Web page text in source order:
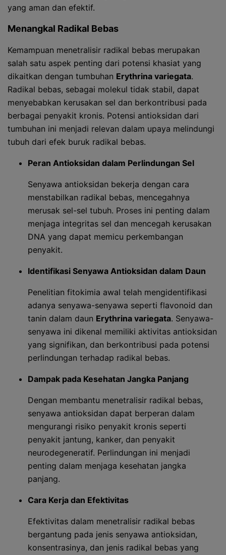
yang aman dan efektif.
Menangkal Radikal Bebas
Kemampuan menetralisir radikal bebas merupakan
salah satu aspek penting dari potensi khasiat yang
dikaitkan dengan tumbuhan Erythrina variegata.
Radikal bebas, sebagai molekul tidak stabil, dapat
menyebabkan kerusakan sel dan berkontribusi pada
berbagai penyakit kronis. Potensi antioksidan dari
tumbuhan ini menjadi relevan dalam upaya melindungi
tubuh dari efek buruk radikal bebas.
Peran Antioksidan dalam Perlindungan Sel
Senyawa antioksidan bekerja dengan cara
menstabilkan radikal bebas, mencegahnya
merusak sel-sel tubuh. Proses ini penting dalam
menjaga integritas sel dan mencegah kerusakan
DNA yang dapat memicu perkembangan
penyakit.
Identifikasi Senyawa Antioksidan dalam Daun
Penelitian fitokimia awal telah mengidentifikasi
adanya senyawa-senyawa seperti flavonoid dan
tanin dalam daun Erythrina variegata. Senyawa-
senyawa ini dikenal memiliki aktivitas antioksidan
yang signifikan, dan berkontribusi pada potensi
perlindungan terhadap radikal bebas.
Dampak pada Kesehatan Jangka Panjang
Dengan membantu menetralisir radikal bebas,
senyawa antioksidan dapat berperan dalam
mengurangi risiko penyakit kronis seperti
penyakit jantung, kanker, dan penyakit
neurodegeneratif. Perlindungan ini menjadi
penting dalam menjaga kesehatan jangka
panjang.
Cara Kerja dan Efektivitas
Efektivitas dalam menetralisir radikal bebas
bergantung pada jenis senyawa antioksidan,
konsentrasinya, dan jenis radikal bebas yang